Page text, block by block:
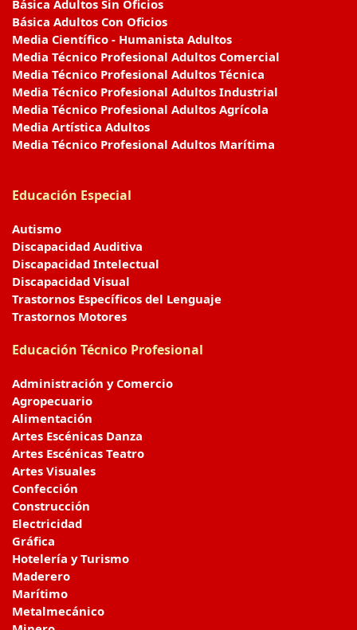
Básica Adultos Sin Oficios
Básica Adultos Con Oficios
Media Científico - Humanista Adultos
Media Técnico Profesional Adultos Comercial
Media Técnico Profesional Adultos Técnica
Media Técnico Profesional Adultos Industrial
Media Técnico Profesional Adultos Agrícola
Media Artística Adultos
Media Técnico Profesional Adultos Marítima
Educación Especial
Autismo
Discapacidad Auditiva
Discapacidad Intelectual
Discapacidad Visual
Trastornos Específicos del Lenguaje
Trastornos Motores
Educación Técnico Profesional
Administración y Comercio
Agropecuario
Alimentación
Artes Escénicas Danza
Artes Escénicas Teatro
Artes Visuales
Confección
Construcción
Electricidad
Gráfica
Hotelería y Turismo
Maderero
Marítimo
Metalmecánico